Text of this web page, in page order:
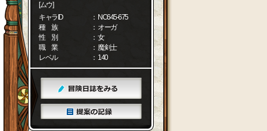
[ムウ]
キャラID
： NC645-675
種 族
： オーガ
性 別
： 女
職 業
： 魔剣士
レベル
： 140